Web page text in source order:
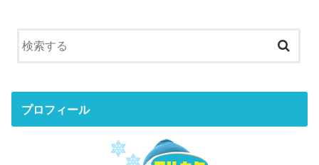
プロフィール